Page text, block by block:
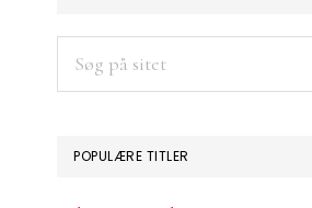
SIDEBAR
POPULÆRE TITLER